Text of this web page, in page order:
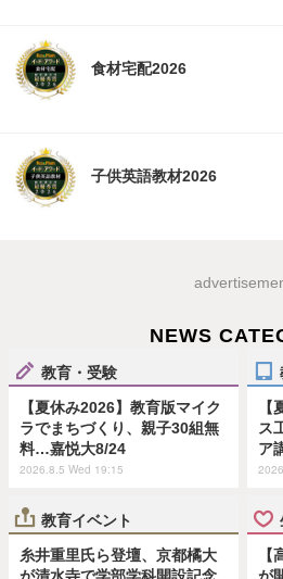
食材宅配2026
子供英語教材2026
NEWS
教育・受験
【夏休み2026】教育版マイク
ラでまちづくり、親子30組無
料…嘉悦大8/24
2026.8.5 Wed 19:15
ス
ア
教育イベント
糸井重里氏ら登壇、京都橘大
が清水寺で学部学科開設記念
が